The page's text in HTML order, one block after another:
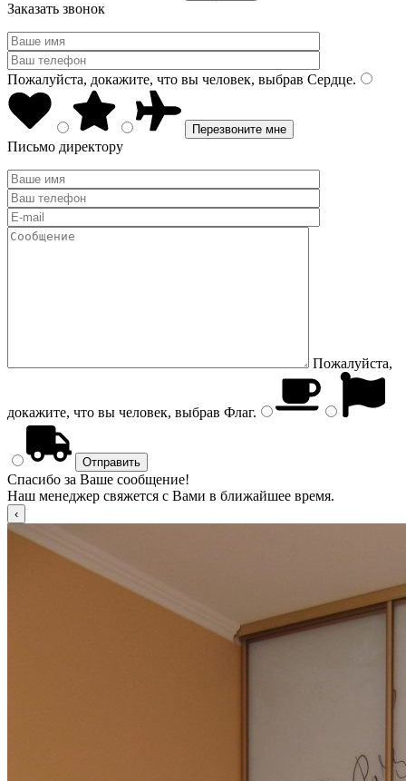
Заказать звонок
Пожалуйста, докажите, что вы человек, выбрав Сердце.
Письмо директору
Пожалуйста,
докажите, что вы человек, выбрав Флаг.
Спасибо за Ваше сообщение!
Наш менеджер свяжется с Вами в ближайшее время.